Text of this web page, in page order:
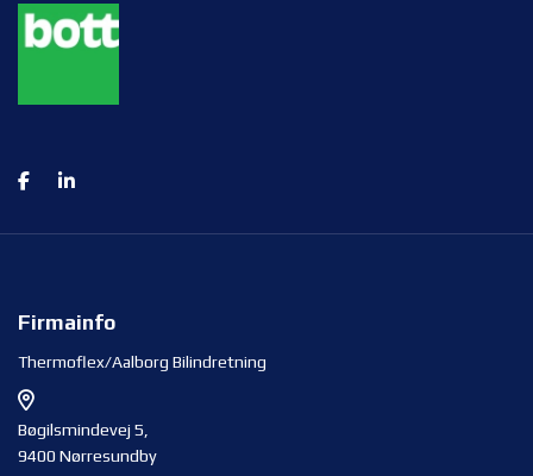
Firmainfo
Thermoflex/Aalborg Bilindretning
Bøgilsmindevej 5,
9400 Nørresundby